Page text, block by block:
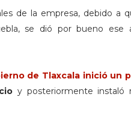
de la empresa, debido a
se dió por bueno ese
de Tlaxcala inició un
y posteriormente instaló